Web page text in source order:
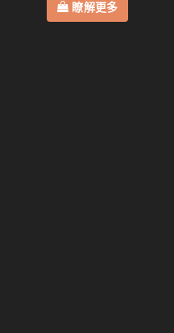
瞭解更多